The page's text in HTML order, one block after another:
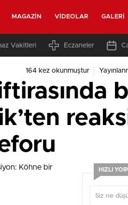
MAGAZIN VIDEOLAR GALERI
Vakitleri Eczaneler
164 kez okunmuştur
HIZLI